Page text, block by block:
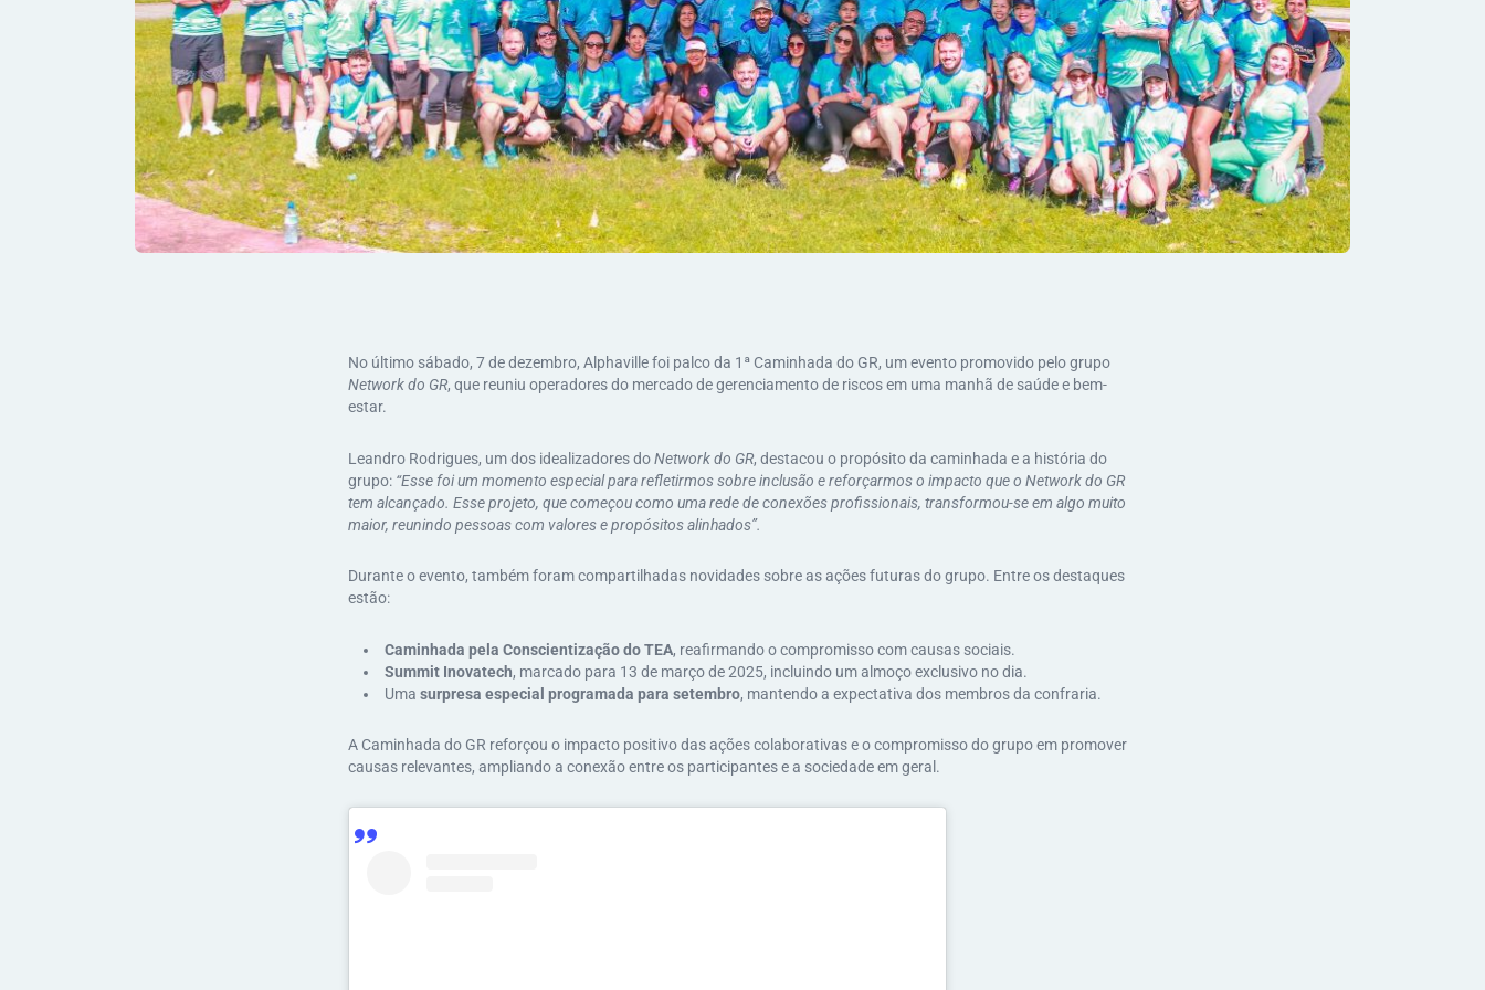
No último sábado, 7 de dezembro, Alphaville foi palco da 1ª Caminhada do GR, um evento promovido pelo grupo
Network do GR, que reuniu operadores do mercado de gerenciamento de riscos em uma manhã de saúde e bem-
estar.
Leandro Rodrigues, um dos idealizadores doNetwork do GR, destacou o propósito da caminhada e a história do
grupo: “Esse foi um momento especial para refletirmos sobre inclusão e reforçarmos o impacto que o Network do GR
tem alcançado. Esse projeto, que começou como uma rede de conexões profissionais, transformou-se em algo muito
maior, reunindo pessoas com valores e propósitos alinhados”.
Durante o evento, também foram compartilhadas novidades sobre as ações futuras do grupo. Entre os destaques
estão:
Caminhada pela Conscientização do TEA, reafirmando o compromisso com causas sociais.
Summit Inovatech, marcado para 13 de março de 2025, incluindo um almoço exclusivo no dia.
Uma surpresa especial programada para setembro, mantendo a expectativa dos membros da confraria.
A Caminhada do GR reforçou o impacto positivo das ações colaborativas e o compromisso do grupo em promover
causas relevantes, ampliando a conexão entre os participantes e a sociedade em geral.